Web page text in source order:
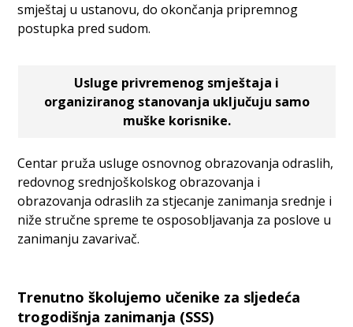
smještaj u ustanovu, do okončanja pripremnog
postupka pred sudom.
Usluge privremenog smještaja i
organiziranog stanovanja uključuju samo
muške korisnike.
Centar pruža usluge osnovnog obrazovanja odraslih,
redovnog srednjoškolskog obrazovanja i
obrazovanja odraslih za stjecanje zanimanja srednje i
niže stručne spreme te osposobljavanja za poslove u
zanimanju zavarivač.
Trenutno školujemo učenike za sljedeća
trogodišnja zanimanja (SSS)